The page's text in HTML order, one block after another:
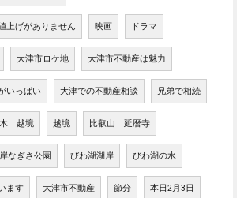
上げがありません 映画 ドラマ
大津市ロケ地 大津市不動産は魅力
いっぱい 大津での不動産相談 兄弟で相続
越境 越境 比叡山 延暦寺
なぎさ公園 びわ湖湖岸 びわ湖の水
ます 大津市不動産 節分 本日2月3日